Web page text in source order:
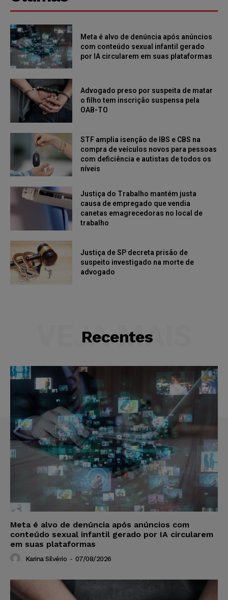
Meta é alvo de denúncia após anúncios
com conteúdo sexual infantil gerado
por IA circularem em suas plataformas
Advogado preso por suspeita de matar
o filho tem inscrição suspensa pela
OAB-TO
STF amplia isenção de IBS e CBS na
compra de veículos novos para pessoas
com deficiência e autistas de todos os
níveis
Justiça do Trabalho mantém justa
causa de empregado que vendia
canetas emagrecedoras no local de
trabalho
Justiça de SP decreta prisão de
suspeito investigado na morte de
advogado
Recentes
VEJA MAIS
Meta é alvo de denúncia após anúncios com
conteúdo sexual infantil gerado por IA circularem
em suas plataformas
Karina Silvério - 07/08/2026